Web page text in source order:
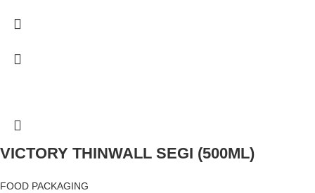
VICTORY THINWALL SEGI (500ML)
FOOD PACKAGING